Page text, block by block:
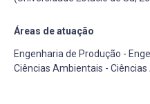
Áreas de atuação
Engenharia de Produção -
Ciências Ambientais -